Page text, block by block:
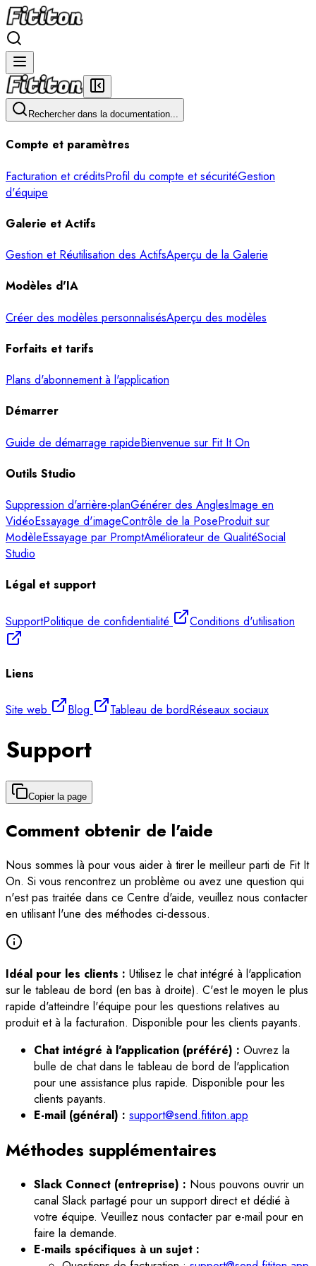
Rechercher dans la documentation...
Compte et paramètres
Facturation et créditsProfil du compte et sécuritéGestion
d'équipe
Galerie et Actifs
Gestion et Réutilisation des ActifsAperçu de la Galerie
Modèles d'IA
Créer des modèles personnalisésAperçu des modèles
Forfaits et tarifs
Plans d'abonnement à l'application
Démarrer
Guide de démarrage rapideBienvenue sur Fit It On
Outils Studio
Suppression d'arrière-planGénérer des AnglesImage en
VidéoEssayage d'imageContrôle de la PoseProduit sur
ModèleEssayage par PromptAméliorateur de QualitéSocial
Studio
Légal et support
SupportPolitique de confidentialité Conditions d'utilisation
Liens
Site web Blog Tableau de bordRéseaux sociaux
Support
Copier la page
Comment obtenir de l'aide
Nous sommes là pour vous aider à tirer le meilleur parti de Fit It
On. Si vous rencontrez un problème ou avez une question qui
n'est pas traitée dans ce Centre d'aide, veuillez nous contacter
en utilisant l'une des méthodes ci-dessous.
Idéal pour les clients : Utilisez le chat intégré à l'application
sur le tableau de bord (en bas à droite). C'est le moyen le plus
rapide d'atteindre l'équipe pour les questions relatives au
produit et à la facturation. Disponible pour les clients payants.
Chat intégré à l'application (préféré) : Ouvrez la
bulle de chat dans le tableau de bord de l'application
pour une assistance plus rapide. Disponible pour les
clients payants.
E-mail (général) : support@send.fititon.app
Méthodes supplémentaires
Slack Connect (entreprise) : Nous pouvons ouvrir un
canal Slack partagé pour un support direct et dédié à
votre équipe. Veuillez nous contacter par e-mail pour en
faire la demande.
E-mails spécifiques à un sujet :